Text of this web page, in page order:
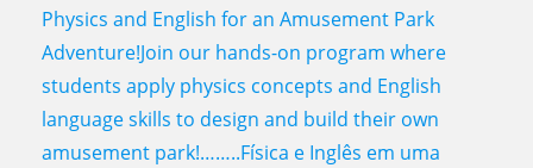
Physics and English for an Amusement Park
Adventure!Join our hands-on program where
students apply physics concepts and English
language skills to design and build their own
amusement park!……..Física e Inglês em uma